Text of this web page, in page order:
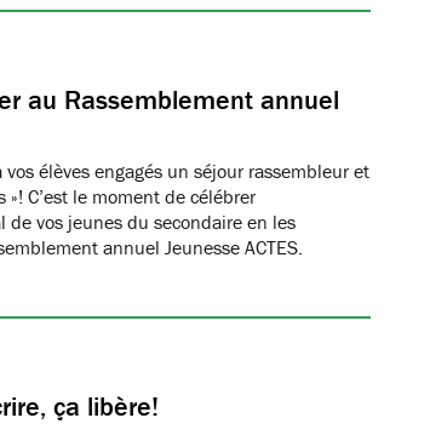
au Rassemblement annuel
élèves engagés un séjour rassembleur et
C’est le moment de célébrer
de vos jeunes du secondaire en les
annuel Jeunesse ACTES.
ça libère!